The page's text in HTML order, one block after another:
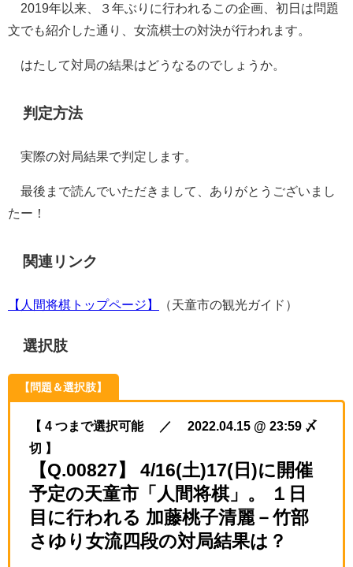
2019年以来、３年ぶりに行われるこの企画、初日は問題
文でも紹介した通り、女流棋士の対決が行われます。
はたして対局の結果はどうなるのでしょうか。
判定方法
実際の対局結果で判定します。
最後まで読んでいただきまして、ありがとうございまし
たー！
関連リンク
【人間将棋トップページ】 （天童市の観光ガイド）
選択肢
【問題＆選択肢】
【 4 つまで選択可能 ／ 2022.04.15 @ 23:59 〆
切 】
【Q.00827】 4/16(土)17(日)に開催
予定の天童市「人間将棋」。 １日
目に行われる 加藤桃子清麗－竹部
さゆり女流四段の対局結果は？